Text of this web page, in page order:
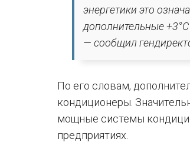
энергетики это
дополнительные
— сообщил
По его словам,
кондиционеры.
мощные системы
предприятиях.